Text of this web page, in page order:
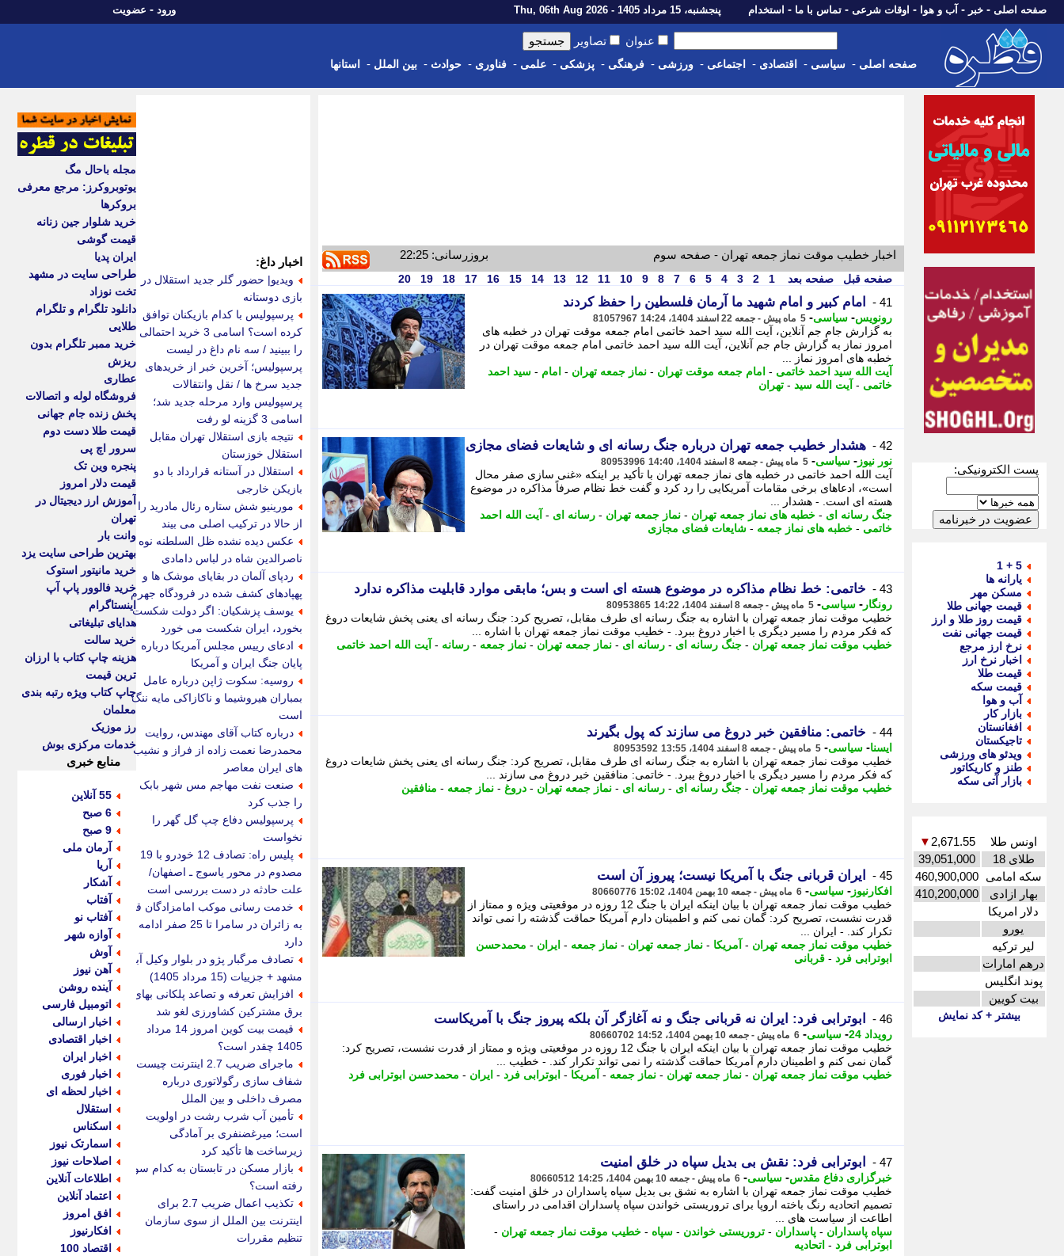
صفحه اصلی - خبر - آب و هوا - اوقات شرعی - تماس با ما - استخدام پنجشنبه، 15 مرداد 1405 - Thu, 06th Aug 2026 ورود - عضویت
عنوان تصاویر
صفحه اصلی - سیاسی - اقتصادی - اجتماعی - ورزشی - فرهنگی - پزشکی - علمی - فناوری - حوادث - بین الملل - استانها
پست الکترونیکی:
5 + 1
یارانه ها
مسکن مهر
قیمت جهانی طلا
قیمت روز طلا و ارز
قیمت جهانی نفت
نرخ ارز مرجع
اخبار نرخ ارز
قیمت طلا
قیمت سکه
آب و هوا
بازار کار
افغانستان
تاجیکستان
ویدئو های ورزشی
طنز و کاریکاتور
بازار آتی سکه
اونس طلا 2,671.55
▼
طلای 18
39,051,000
سکه امامی 460,900,000
بهار ازادی
410,200,000
دلار امریکا
یورو
لیر ترکیه
درهم امارات
پوند انگلیس
بیت کویین
بیشتر + کد نمایش
اخبار خطیب موقت نماز جمعه تهران - صفحه سوم بروزرسانی: 22:25
صفحه قبل صفحه بعد 1
2
3
4
5
6
7
8
9
10
11
12
13
14
15
16
17
18
19
20
41 - امام کبیر و امام شهید ما آرمان فلسطین را حفظ کردند
رونویس- سیاسی- 5 ماه پیش - جمعه 22 اسفند 1404، 14:24 81057967
به گزارش جام جم آنلاین، آیت الله سید احمد خاتمی امام جمعه موقت تهران در خطبه های
امروز نماز به گزارش جام جم آنلاین، آیت الله سید احمد خاتمی امام جمعه موقت تهران در
خطبه های امروز نماز ...
آیت الله سید احمد خاتمی - امام جمعه موقت تهران - نماز جمعه تهران - امام - سید احمد
خاتمی - آیت الله سید - تهران
42 - هشدار خطیب جمعه تهران درباره جنگ رسانه ای و شایعات فضای مجازی
نور نیوز - سیاسی- 5 ماه پیش - جمعه 8 اسفند 1404، 14:40 80953996
آیت الله احمد خاتمی در خطبه های نماز جمعه تهران با تأکید بر اینکه «غنی سازی صفر محال
است»، ادعاهای برخی مقامات آمریکایی را رد کرد و گفت خط نظام صرفاً مذاکره در موضوع
هسته ای است. - هشدار ...
جنگ رسانه ای - خطبه های نماز جمعه تهران - نماز جمعه تهران - رسانه ای - آیت الله احمد
خاتمی - خطبه های نماز جمعه - شایعات فضای مجازی
43 - خاتمی: خط نظام مذاکره در موضوع هسته ای است و بس؛ مابقی موارد قابلیت مذاکره ندارد
رونگار - سیاسی- 5 ماه پیش - جمعه 8 اسفند 1404، 14:22 80953865
خطیب موقت نماز جمعه تهران با اشاره به جنگ رسانه ای طرف مقابل، تصریح کرد: جنگ رسانه ای یعنی پخش شایعات دروغ
که فکر مردم را مسیر دیگری با اخبار دروغ ببرد. - خطیب موقت نماز جمعه تهران با اشاره ...
خطیب موقت نماز جمعه تهران - جنگ رسانه ای - رسانه ای - نماز جمعه تهران - نماز جمعه - رسانه - آیت الله احمد خاتمی
44 - خاتمی: منافقین خبر دروغ می سازند که پول بگیرند
ایسنا- سیاسی- 5 ماه پیش - جمعه 8 اسفند 1404، 13:55 80953592
خطیب موقت نماز جمعه تهران با اشاره به جنگ رسانه ای طرف مقابل، تصریح کرد: جنگ رسانه ای یعنی پخش شایعات دروغ
که فکر مردم را مسیر دیگری با اخبار دروغ ببرد. - خاتمی: منافقین خبر دروغ می سازند ...
خطیب موقت نماز جمعه تهران - جنگ رسانه ای - رسانه ای - نماز جمعه تهران - دروغ - نماز جمعه - منافقین
45 - ایران قربانی جنگ با آمریکا نیست؛ پیروز آن است
افکارنیوز - سیاسی- 6 ماه پیش - جمعه 10 بهمن 1404، 15:02 80660776
خطیب موقت نماز جمعه تهران با بیان اینکه ایران با جنگ 12 روزه در موقعیتی ویژه و ممتاز از
قدرت نشست، تصریح کرد: گمان نمی کنم و اطمینان دارم آمریکا حماقت گذشته را نمی تواند
تکرار کند. - ایران ...
خطیب موقت نماز جمعه تهران - آمریکا - نماز جمعه تهران - نماز جمعه - ایران - محمدحسن
ابوترابی فرد - قربانی
46 - ابوترابی فرد: ایران نه قربانی جنگ و نه آغازگر آن بلکه پیروز جنگ با آمریکاست
رویداد 24 - سیاسی- 6 ماه پیش - جمعه 10 بهمن 1404، 14:52 80660702
خطیب موقت نماز جمعه تهران با بیان اینکه ایران با جنگ 12 روزه در موقعیتی ویژه و ممتاز از قدرت نشست، تصریح کرد:
گمان نمی کنم و اطمینان دارم آمریکا حماقت گذشته را نمی تواند تکرار کند. - خطیب ...
خطیب موقت نماز جمعه تهران - نماز جمعه تهران - نماز جمعه - آمریکا - ابوترابی فرد - ایران - محمدحسن ابوترابی فرد
47 - ابوترابی فرد: نقش بی بدیل سپاه در خلق امنیت
خبرگزاری دفاع مقدس- سیاسی- 6 ماه پیش - جمعه 10 بهمن 1404، 14:25 80660512
خطیب موقت نماز جمعه تهران با اشاره به نشق بی بدیل سپاه پاسداران در خلق امنیت گفت:
تصمیم اتحادیه رنگ باخته اروپا برای تروریستی خواندن سپاه پاسداران اقدامی در راستای
اطاعت از سیاست های ...
سپاه پاسداران - پاسداران - تروریستی خواندن - سپاه - خطیب موقت نماز جمعه تهران -
ابوترابی فرد - اتحادیه
اخبار داغ:
ویدیو| حضور گلر جدید استقلال در
بازی دوستانه
پرسپولیس با کدام بازیکنان توافق
کرده است؟ اسامی 3 خرید احتمالی
را ببینید / سه نام داغ در لیست
پرسپولیس؛ آخرین خبر از خریدهای
جدید سرخ ها / نقل وانتقالات
پرسپولیس وارد مرحله جدید شد؛
اسامی 3 گزینه لو رفت
نتیجه بازی استقلال تهران مقابل
استقلال خوزستان
استقلال در آستانه قرارداد با دو
بازیکن خارجی
مورینیو شش ستاره رئال مادرید را
از حالا در ترکیب اصلی می بیند
عکس دیده نشده ظل السلطنه نوه
ناصرالدین شاه در لباس دامادی
ردپای آلمان در بقایای موشک ها و
پهپادهای کشف شده در فرودگاه جهرم
یوسف پزشکیان: اگر دولت شکست
بخورد، ایران شکست می خورد
ادعای رییس مجلس آمریکا درباره
پایان جنگ ایران و آمریکا
روسیه: سکوت ژاپن درباره عامل
بمباران هیروشیما و ناکازاکی مایه ننگ
است
درباره کتاب آقای مهندس، روایت
محمدرضا نعمت زاده از فراز و نشیب
های ایران معاصر
صنعت نفت مهاجم مس شهر بابک
را جذب کرد
پرسپولیس دفاع چپ گل گهر را
نخواست
پلیس راه: تصادف 12 خودرو با 19
مصدوم در محور یاسوج ـ اصفهان/
علت حادثه در دست بررسی است
خدمت رسانی موکب امامزادگان قم
به زائران در سامرا تا 25 صفر ادامه
دارد
تصادف مرگبار پژو در بلوار وکیل آباد
مشهد + جزییات (15 مرداد 1405)
افزایش تعرفه و تصاعد پلکانی بهای
برق مشترکین کشاورزی لغو شد
قیمت بیت کوین امروز 14 مرداد
1405 چقدر است؟
ماجرای ضریب 2.7 اینترنت چیست؟
شفاف سازی رگولاتوری درباره
مصرف داخلی و بین الملل
تأمین آب شرب رشت در اولویت
است؛ میرغضنفری بر آمادگی
زیرساخت ها تأکید کرد
بازار مسکن در تابستان به کدام سو
رفته است؟
تکذیب اعمال ضریب 2.7 برای
اینترنت بین الملل از سوی سازمان
تنظیم مقررات
مجله باحال مگ
یوتوبروکرز: مرجع معرفی
بروکرها
خرید شلوار جین زنانه
قیمت گوشی
ایران پدیا
طراحی سایت در مشهد
تخت نوزاد
دانلود تلگرام و تلگرام
طلایی
خرید ممبر تلگرام بدون
ریزش
عطاری
فروشگاه لوله و اتصالات
پخش زنده جام جهانی
قیمت طلا دست دوم
سرور اچ پی
پنجره وین تک
قیمت دلار امروز
آموزش ارز دیجیتال در
تهران
وانت بار
بهترین طراحی سایت یزد
خرید مانیتور استوک
خرید فالوور پاپ آپ
اینستاگرام
هدایای تبلیغاتی
خرید سالت
هزینه چاپ کتاب با ارزان
ترین قیمت
چاپ کتاب ویژه رتبه بندی
معلمان
رز موزیک
خدمات مرکزی بوش
منابع خبری
55 آنلاین
6 صبح
9 صبح
آرمان ملی
آریا
آشکار
آفتاب
آفتاب نو
آوازه شهر
آوش
آهن نیوز
آینده روشن
اتومبیل فارسی
اخبار ارسالی
اخبار اقتصادی
اخبار ایران
اخبار فوری
اخبار لحظه ای
استقلال
اسکناس
اسمارتک نیوز
اصلاحات نیوز
اطلاعات آنلاین
اعتماد آنلاین
افق امروز
افکارنیوز
اقتصاد 100